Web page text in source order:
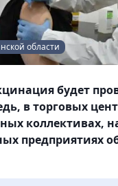
облаcти
будет
в торговых
коллективах,
предприятиях